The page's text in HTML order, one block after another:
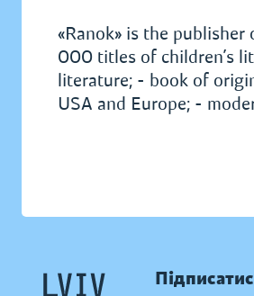
«Ranok» is the
000 titles of children’s
literature; - book of
USA and Europe; -